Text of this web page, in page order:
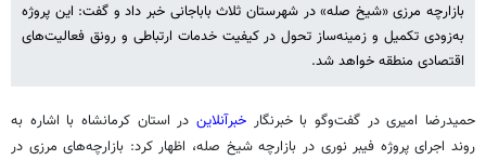
بازارچه مرزی «شیخ صله» در شهرستان ثلاث باباجانی خبر داد و گفت: این پروژه
به‌زودی تکمیل و زمینه‌ساز تحول در کیفیت خدمات ارتباطی و رونق فعالیت‌های
اقتصادی منطقه خواهد شد.
حمیدرضا امیری در گفت‌وگو با خبرنگار خبرآنلاین در استان کرمانشاه با اشاره به
روند اجرای پروژه فیبر نوری در بازارچه شیخ صله، اظهار کرد: بازارچه‌های مرزی در